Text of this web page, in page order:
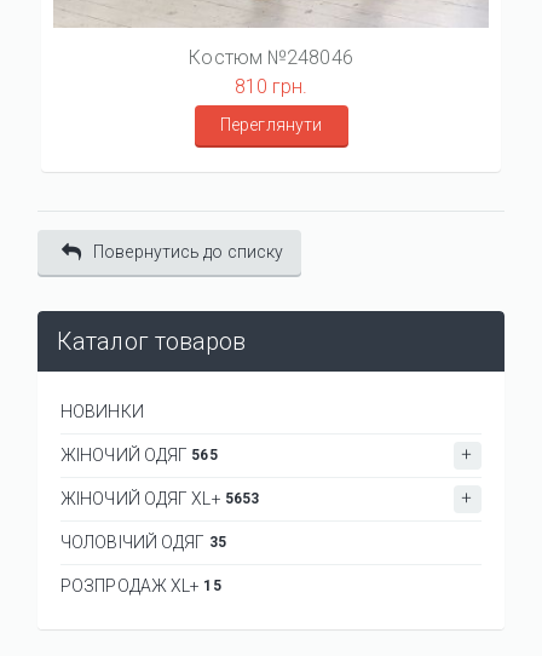
Костюм №248046
810 грн.
Переглянути
Повернутись до списку
Каталог товаров
НОВИНКИ
ЖІНОЧИЙ ОДЯГ 565
ЖІНОЧИЙ ОДЯГ XL+ 5653
ЧОЛОВІЧИЙ ОДЯГ 35
РОЗПРОДАЖ XL+ 15